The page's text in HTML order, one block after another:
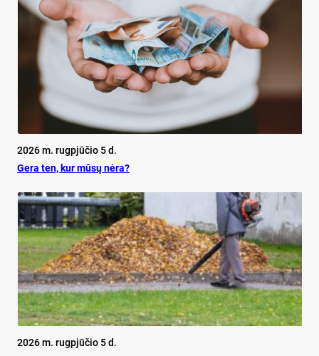
2026 m. rugpjūčio 5 d.
Ge­ra ten, kur mū­sų nė­ra?
2026 m. rugpjūčio 5 d.